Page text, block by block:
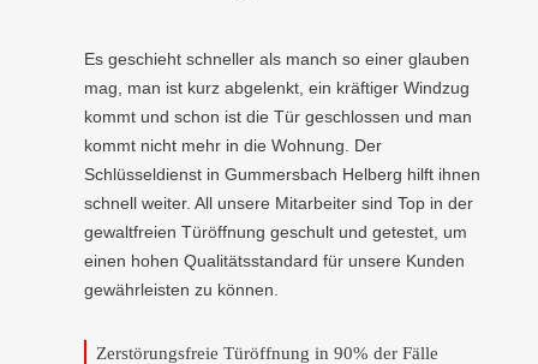
Es geschieht schneller als manch so einer glauben
mag, man ist kurz abgelenkt, ein kräftiger Windzug
kommt und schon ist die Tür geschlossen und man
kommt nicht mehr in die Wohnung. Der
Schlüsseldienst in Gummersbach Helberg hilft ihnen
schnell weiter. All unsere Mitarbeiter sind Top in der
gewaltfreien Türöffnung geschult und getestet, um
einen hohen Qualitätsstandard für unsere Kunden
gewährleisten zu können.
Zerstörungsfreie Türöffnung in 90% der Fälle